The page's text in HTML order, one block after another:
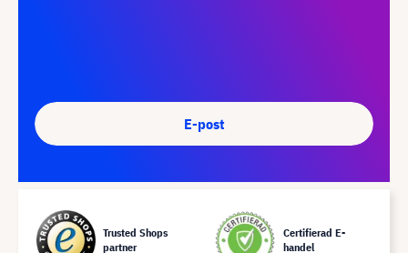
E-post
Trusted Shops
partner
Certifierad E-
handel